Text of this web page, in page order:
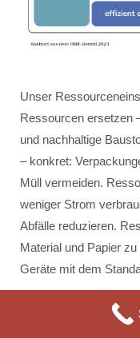
Unser
Ressourcen ersetzen
und nachhaltige
– konkret:
Müll vermeiden.
weniger Strom
Abfälle reduzieren.
Material und Papier
Geräte mit dem